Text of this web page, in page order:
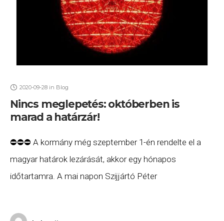
2020-09-28 in Blog
Nincs meglepetés: októberben is
marad a határzár!
⛔️⛔️⛔️ A kormány még szeptember 1-én rendelte el a
magyar határok lezárását, akkor egy hónapos
időtartamra. A mai napon Szijjártó Péter